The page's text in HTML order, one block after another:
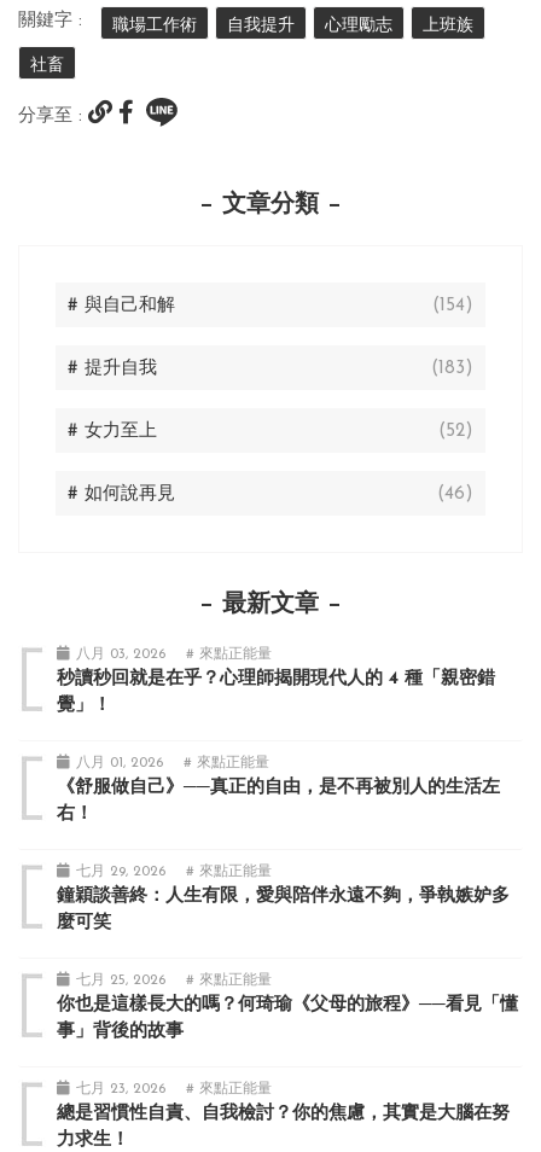
關鍵字 : 職場工作術 自我提升 心理勵志 上班族
社畜
分享至 :
文章分類
# 與自己和解 (154)
# 提升自我 (183)
# 女力至上 (52)
# 如何說再見 (46)
最新文章
八月 03, 2026 # 來點正能量
秒讀秒回就是在乎？心理師揭開現代人的 4 種「親密錯
覺」！
八月 01, 2026 # 來點正能量
《舒服做自己》──真正的自由，是不再被別人的生活左
右！
七月 29, 2026 # 來點正能量
鐘穎談善終：人生有限，愛與陪伴永遠不夠，爭執嫉妒多
麼可笑
七月 25, 2026 # 來點正能量
你也是這樣長大的嗎？何琦瑜《父母的旅程》──看見「懂
事」背後的故事
七月 23, 2026 # 來點正能量
總是習慣性自責、自我檢討？你的焦慮，其實是大腦在努
力求生！